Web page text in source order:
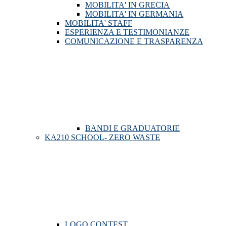
MOBILITA' IN GRECIA
MOBILITA' IN GERMANIA
MOBILITA' STAFF
ESPERIENZA E TESTIMONIANZE
COMUNICAZIONE E TRASPARENZA
BANDI E GRADUATORIE
KA210 SCHOOL- ZERO WASTE